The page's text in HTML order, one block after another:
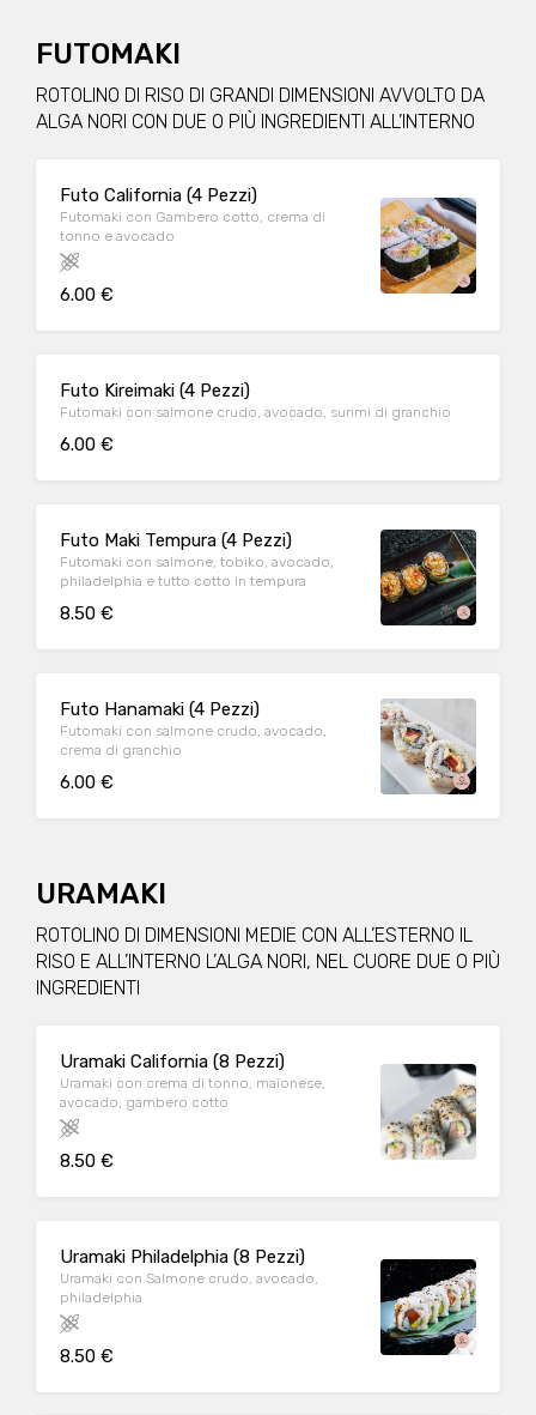
FUTOMAKI
ROTOLINO DI RISO DI GRANDI DIMENSIONI AVVOLTO DA
ALGA NORI CON DUE O PIÙ INGREDIENTI ALL’INTERNO
Futo California (4 Pezzi)
Futomaki con Gambero cotto, crema di
tonno e avocado
6.00 €
Futo Kireimaki (4 Pezzi)
Futomaki con salmone crudo, avocado, surimi di granchio
6.00 €
Futo Maki Tempura (4 Pezzi)
Futomaki con salmone, tobiko, avocado,
philadelphia e tutto cotto in tempura
8.50 €
Futo Hanamaki (4 Pezzi)
Futomaki con salmone crudo, avocado,
crema di granchio
6.00 €
URAMAKI
ROTOLINO DI DIMENSIONI MEDIE CON ALL’ESTERNO IL
RISO E ALL’INTERNO L’ALGA NORI, NEL CUORE DUE O PIÙ
INGREDIENTI
Uramaki California (8 Pezzi)
Uramaki con crema di tonno, maionese,
avocado, gambero cotto
8.50 €
Uramaki Philadelphia (8 Pezzi)
Uramaki con Salmone crudo, avocado,
philadelphia
8.50 €